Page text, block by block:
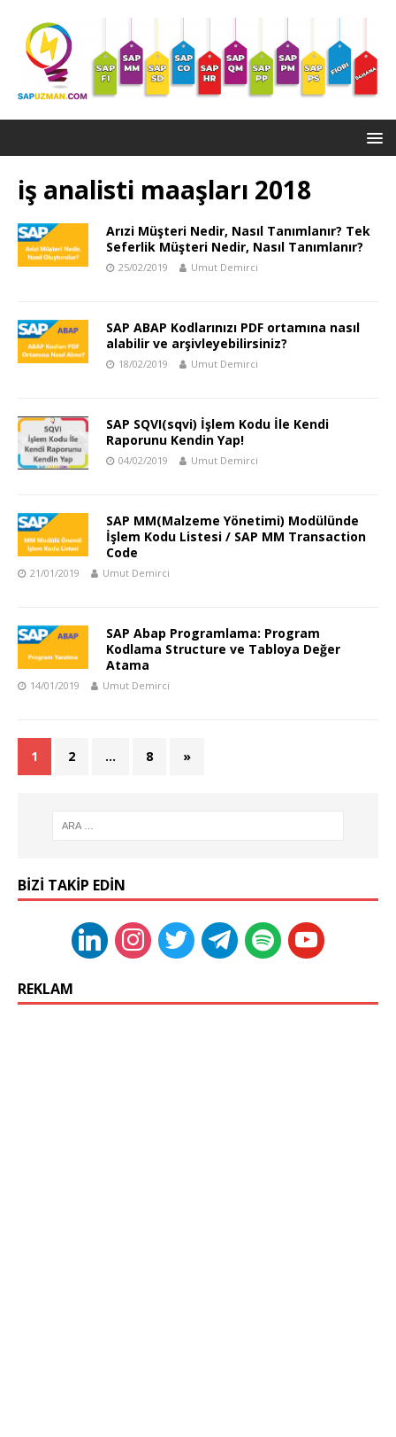
iş analisti maaşları 2018
Arızi Müşteri Nedir, Nasıl Tanımlanır? Tek
Seferlik Müşteri Nedir, Nasıl Tanımlanır?
25/02/2019 Umut Demirci
SAP ABAP Kodlarınızı PDF ortamına nasıl
alabilir ve arşivleyebilirsiniz?
18/02/2019 Umut Demirci
SAP SQVI(sqvi) İşlem Kodu İle Kendi
Raporunu Kendin Yap!
04/02/2019 Umut Demirci
SAP MM(Malzeme Yönetimi) Modülünde
İşlem Kodu Listesi / SAP MM Transaction
Code
21/01/2019 Umut Demirci
SAP Abap Programlama: Program
Kodlama Structure ve Tabloya Değer
Atama
14/01/2019 Umut Demirci
1 2 … 8 »
BIZI TAKIP EDIN
REKLAM